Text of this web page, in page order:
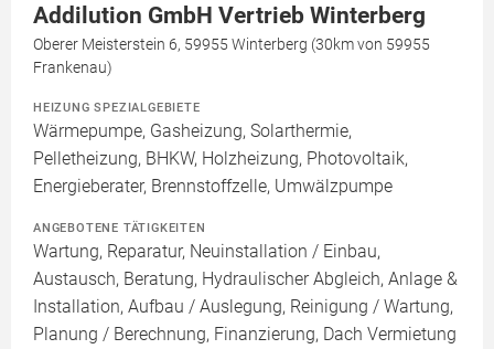
Addilution GmbH Vertrieb Winterberg
Oberer Meisterstein 6, 59955 Winterberg (30km von 59955
Frankenau)
HEIZUNG SPEZIALGEBIETE
Wärmepumpe, Gasheizung, Solarthermie,
Pelletheizung, BHKW, Holzheizung, Photovoltaik,
Energieberater, Brennstoffzelle, Umwälzpumpe
ANGEBOTENE TÄTIGKEITEN
Wartung, Reparatur, Neuinstallation / Einbau,
Austausch, Beratung, Hydraulischer Abgleich, Anlage &
Installation, Aufbau / Auslegung, Reinigung / Wartung,
Planung / Berechnung, Finanzierung, Dach Vermietung